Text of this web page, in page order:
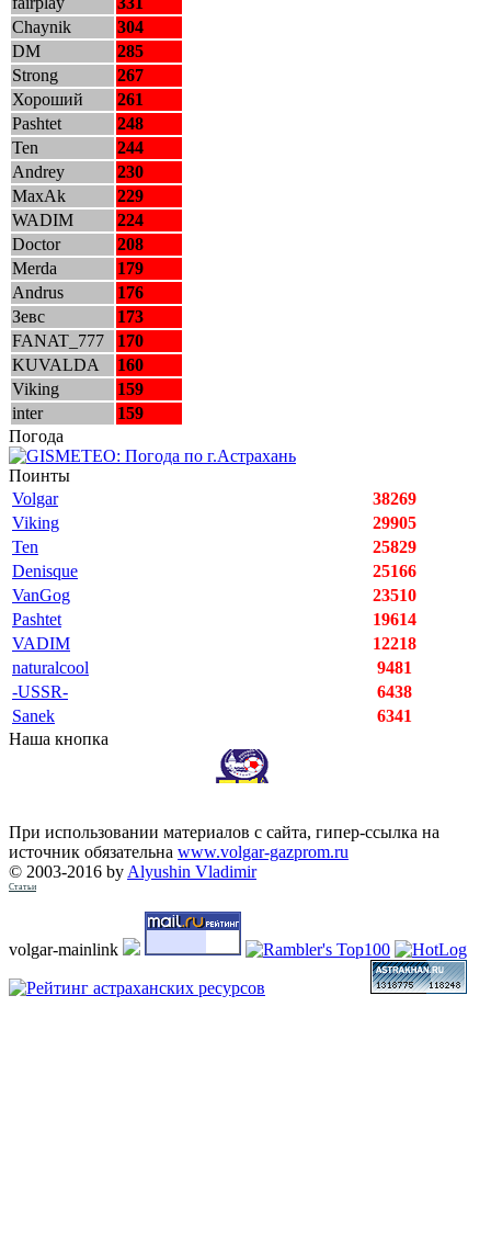
Chaynik
304
DM
285
Strong
267
Хороший
261
Pashtet
248
Ten
244
Andrey
230
MaxAk
229
WADIM
224
Doctor
208
Merda
179
Andrus
176
Зевс
173
FANAT_777
170
KUVALDA
160
Viking
159
inter
159
Погода
Поинты
Volgar
38269
Viking
29905
Ten
25829
Denisque
25166
VanGog
23510
Pashtet
19614
VADIM
12218
naturalcool
9481
-USSR-
6438
Sanek
6341
Наша кнопка
При использовании материалов с сайта, гипер-ссылка на
источник обязательна www.volgar-gazprom.ru
© 2003-2016 by Alyushin Vladimir
Статьи
volgar-mainlink